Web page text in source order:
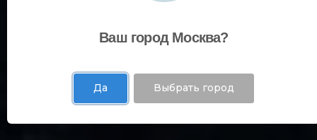
Ваш город Москва?
Да Выбрать город